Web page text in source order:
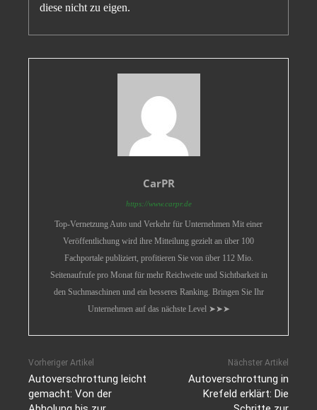
diese nicht zu eigen.
CarPR
https://www.carpr.de
Top-Vernetzung Auto und Verkehr für Unternehmen Mit einer
Veröffentlichung wird ihre Mitteilung gezielt an über 100
Fachportale publiziert, profitieren Sie von über 112 Mio.
Seitenaufrufe pro Monat für mehr Reichweite und Sichtbarkeit in
den Suchmaschinen und ein besseres Ranking. Bringen Sie Ihr
Unternehmen auf das nächste Level ➤➤➤
Vorheriger Artikel
Autoverschrottung leicht
gemacht: Von der
Nächster Artikel
Autoverschrottung in
Krefeld erklärt: Die